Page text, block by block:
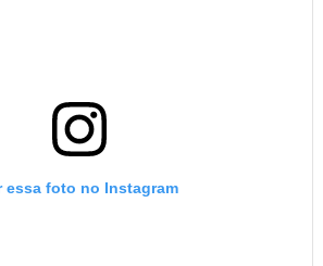
essa foto no Instagram